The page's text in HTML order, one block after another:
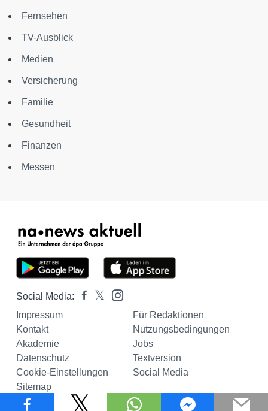
Fernsehen
TV-Ausblick
Medien
Versicherung
Familie
Gesundheit
Finanzen
Messen
Social Media:
Impressum
Für Redaktionen
Kontakt
Nutzungsbedingungen
Akademie
Jobs
Datenschutz
Textversion
Cookie-Einstellungen
Social Media
Sitemap